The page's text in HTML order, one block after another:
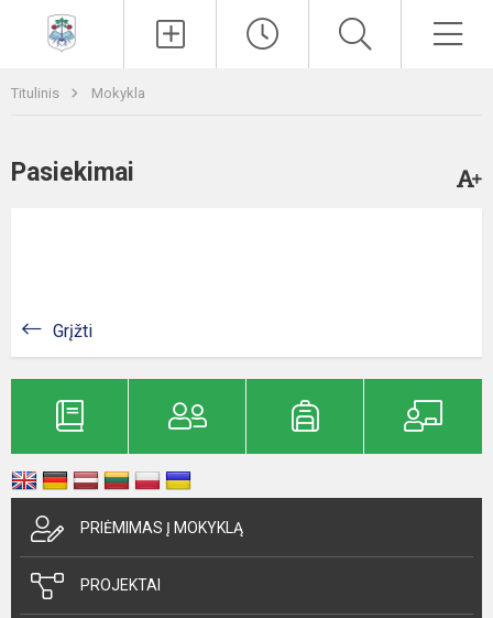
Titulinis Mokykla
Pasiekimai
Grįžti
PRIĖMIMAS Į MOKYKLĄ
PROJEKTAI